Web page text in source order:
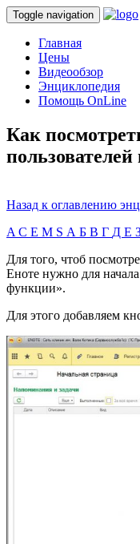
Toggle navigation
Главная
Цены
Видеообзор
Энциклопедия
Помощь OnLine
Как
пользователей
Назад к оглавлению
A C E M S А Б В Г Д Е
Для того, чтоб
Еноте нужно для
функции».
Для этого добавляем